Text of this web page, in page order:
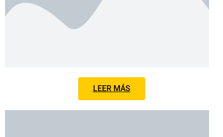
LEER MÁS